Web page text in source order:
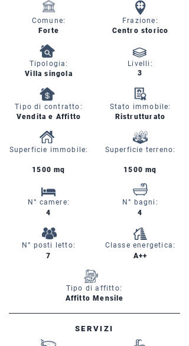
Comune:
Forte
Frazione:
Centro storico
Tipologia:
Villa singola
Tipo di contratto:
Vendita e Affitto
Livelli:
3
Stato immobile:
Ristrutturato
Superficie immobile: Superficie terreno:
1500 mq
N° camere:
4
N° posti letto:
7
1500 mq
N° bagni:
4
Classe energetica:
A++
Tipo di affitto:
Affitto Mensile
SERVIZI